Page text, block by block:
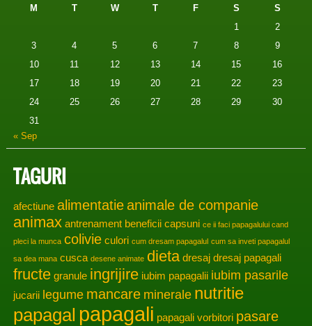
M T W T F S
S
1
2
3
4 5 6 7 8
9
10
11 12 13 14 15
16
17
18 19 20 21 22
23
24
25 26 27 28 29
30
31
« Sep
TAGURI
afectiune alimentatieanimale de companie
animax antrenament beneficii capsuni ce ii faci papagalului cand
pleci la munca colivie culori cum dresam papagalul cum sa inveti papagalul
sa dea mana cusca desene animate dieta dresaj dresaj papagali
fructe granule ingrijire iubim papagalii iubim pasarile
jucarii legume mancare minerale nutritie
papagal papagali papagali vorbitori pasare